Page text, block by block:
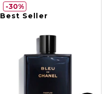
Best Seller
30%